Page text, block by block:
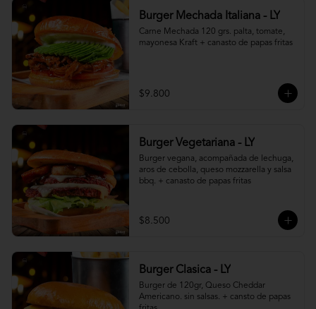
Burger Mechada Italiana - LY
Carne Mechada 120 grs. palta, tomate,
mayonesa Kraft + canasto de papas fritas
$9.800
Burger Vegetariana - LY
Burger vegana, acompañada de lechuga,
aros de cebolla, queso mozzarella y salsa
bbq. + canasto de papas fritas
$8.500
Burger Clasica - LY
Burger de 120gr, Queso Cheddar
Americano. sin salsas. + cansto de papas